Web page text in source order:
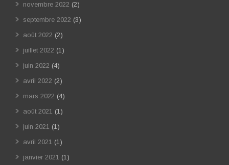
novembre 2022 (2)
septembre 2022 (3)
août 2022 (2)
juillet 2022 (1)
juin 2022 (4)
avril 2022 (2)
mars 2022 (4)
août 2021 (1)
juin 2021 (1)
avril 2021 (1)
janvier 2021 (1)